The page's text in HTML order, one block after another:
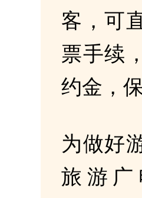
客，可
票手续
约金，
为做好
旅游广